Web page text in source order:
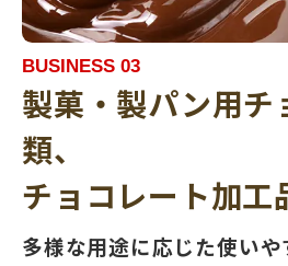
BUSINESS 03
製菓・製パン用チ
類、
チョコレート加工
多様な用途に応じた使い